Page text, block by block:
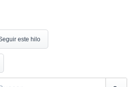
este hilo